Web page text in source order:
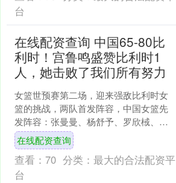
台
在线配资查询 中国65-80比
利时！宫鲁鸣盛赞比利时1
人，她击败了我们所有努力
女篮世预赛第二场，迎来强敌比利时女
篮的挑战，两队首发阵容，中国女篮先
发阵容：张曼曼、杨舒予、罗欣棫、、
韩旭，指导做出了调整，用李月汝替换
陈明伶，采用双塔战术。比....
在线配资查询
查看： 70 分类： 最大的合法配资平
台